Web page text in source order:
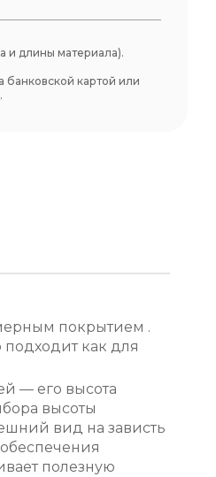
и длины материала).
картой или
покрытием .
как для
— его высота
высоты
вид на зависть
полезную